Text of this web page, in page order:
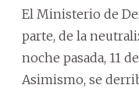
El Ministerio de
parte, de la
noche pasada, 11
Asimismo, se